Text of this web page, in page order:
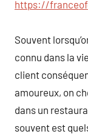
https://
Souvent
connu dans la
client
amoureux, on
dans un
souvent est